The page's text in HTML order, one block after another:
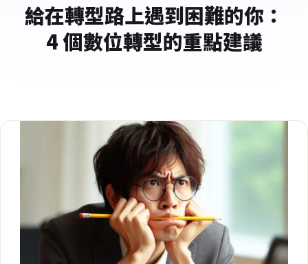
給在轉型路上遇到困難的你：
4 個數位轉型的重點建議